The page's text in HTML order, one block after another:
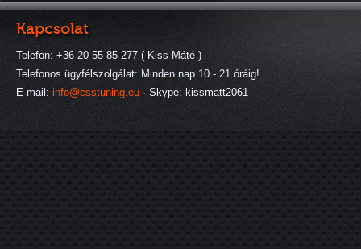
Kapcsolat
Telefon: +36 20 55 85 277 ( Kiss Máté )
Telefonos ügyfélszolgálat: Minden nap 10 - 21 óráig!
E-mail: info@csstuning.eu · Skype: kissmatt2061